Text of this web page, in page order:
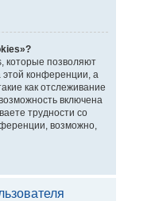
которые позволяют
этой конференции, а
как отслеживание
включена
трудности со
возможно,